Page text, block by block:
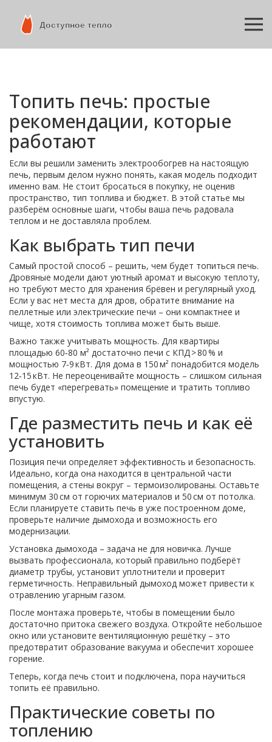
Топить печь: простые
рекомендации, которые
работают
Если вы решили заменить электрообогрев на настоящую
печь, первым делом нужно понять, какая модель подходит
именно вам. Не стоит бросаться в покупку, не оценив
пространство, тип топлива и бюджет. В этой статье мы
разберём основные шаги, чтобы ваша печь радовала
теплом и не доставляла проблем.
Как выбрать тип печи
Самый простой способ – решить, чем будет топиться печь.
Дровяные модели дают уютный аромат и высокую теплоту,
но требуют место для хранения брёвен и регулярный уход.
Если у вас нет места для дров, обратите внимание на
пеллетные или электрические печи – они компактнее и
чище, хотя стоимость топлива может быть выше.
Важно также учитывать мощность. Для квартиры
площадью 60‑80 м² достаточно печи с КПД > 80 % и
мощностью 7‑9 кВт. Для дома в 150 м² понадобится модель
12‑15 кВт. Не переоценивайте мощность – слишком сильная
печь будет «перегревать» помещение и тратить топливо
впустую.
Где разместить печь и как её
установить
Позиция печи определяет эффективность и безопасность.
Идеально, когда она находится в центральной части
помещения, а стены вокруг – термоизолированы. Оставьте
минимум 30 см от горючих материалов и 50 см от потолка.
Если планируете ставить печь в уже построенном доме,
проверьте наличие дымохода и возможность его
модернизации.
Установка дымохода – задача не для новичка. Лучше
вызвать профессионала, который правильно подберёт
диаметр трубы, установит уплотнители и проверит
герметичность. Неправильный дымоход может привести к
отравлению угарным газом.
После монтажа проверьте, чтобы в помещении было
достаточно притока свежего воздуха. Откройте небольшое
окно или установите вентиляционную решётку – это
предотвратит образование вакуума и обеспечит хорошее
горение.
Теперь, когда печь стоит и подключена, пора научиться
топить её правильно.
Практические советы по
топлению